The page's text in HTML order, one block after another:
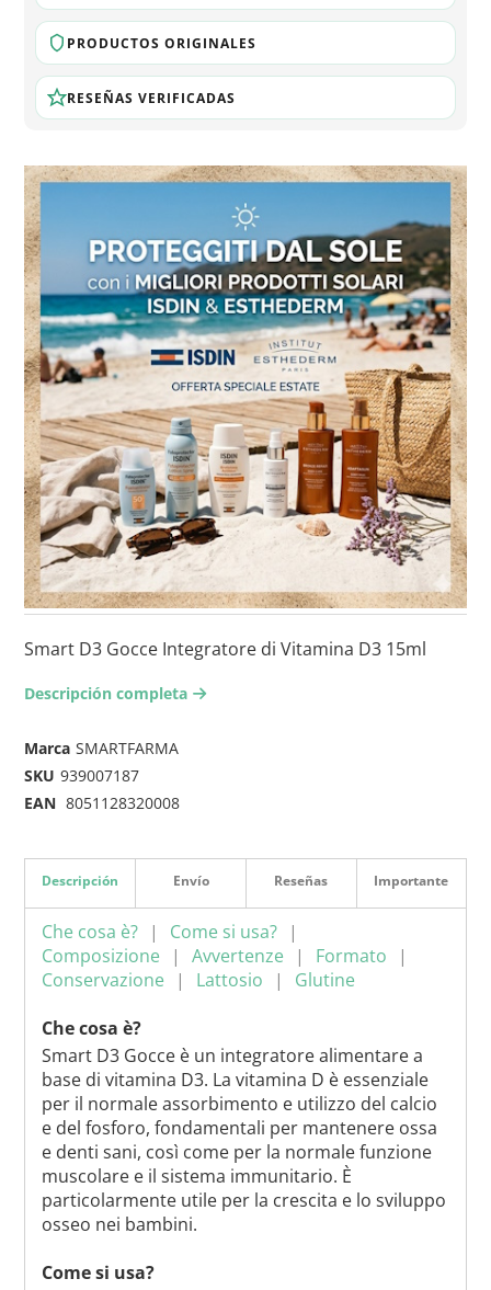
PRODUCTOS ORIGINALES
RESEÑAS VERIFICADAS
Smart D3 Gocce Integratore di Vitamina D3 15ml
Descripción completa arrow-right2
Marca SMARTFARMA
SKU 939007187
EAN 8051128320008
Descripción
Che cosa è?
Come si usa?
Composizione
Avvertenze
Formato
Conservazione
Lattosio
Glutine
Che cosa è?
Smart D3 Gocce è un integratore alimentare a
base di vitamina D3. La vitamina D è essenziale
per il normale assorbimento e utilizzo del calcio
e del fosforo, fondamentali per mantenere ossa
e denti sani, così come per la normale funzione
muscolare e il sistema immunitario. È
particolarmente utile per la crescita e lo sviluppo
osseo nei bambini.
Come si usa?
Envío Reseñas Importante